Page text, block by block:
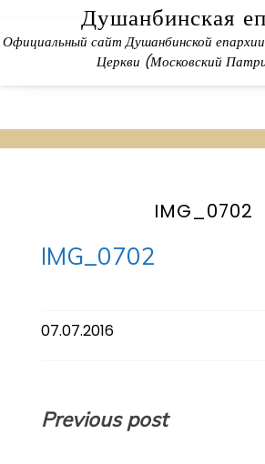
content
Душанбинская
Официальный сайт Душанбинской
Церкви (Московский
IMG_0702
IMG_0702
07.07.2016
Навигация
Previous post